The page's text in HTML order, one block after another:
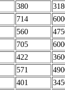
380
714
560
705
422
571
401